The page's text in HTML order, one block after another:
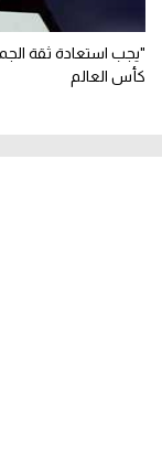
"يجب استعادة ثقة
كأس العالم